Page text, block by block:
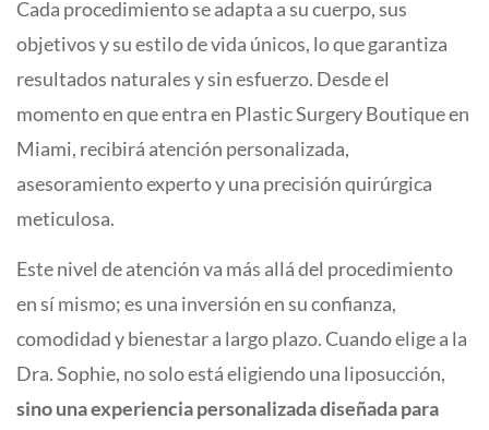
Cada procedimiento se adapta a su cuerpo, sus
objetivos y su estilo de vida únicos, lo que garantiza
resultados naturales y sin esfuerzo. Desde el
momento en que entra en Plastic Surgery Boutique en
Miami, recibirá atención personalizada,
asesoramiento experto y una precisión quirúrgica
meticulosa.
Este nivel de atención va más allá del procedimiento
en sí mismo; es una inversión en su confianza,
comodidad y bienestar a largo plazo. Cuando elige a la
Dra. Sophie, no solo está eligiendo una liposucción,
sino una experiencia personalizada diseñada para